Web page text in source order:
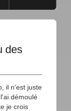
des
il n'est juste
démoulé
je crois